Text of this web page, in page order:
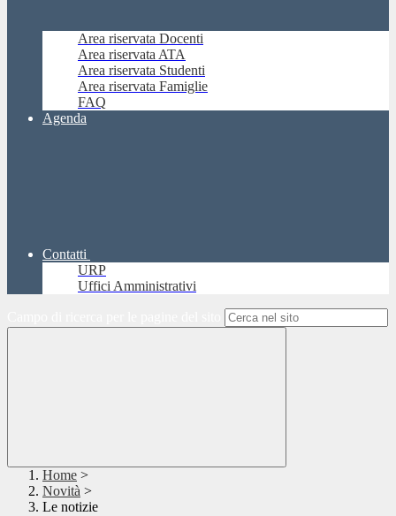
Area riservata Docenti
Area riservata ATA
Area riservata Studenti
Area riservata Famiglie
FAQ
Agenda
Contatti
URP
Uffici Amministrativi
Home >
Novità >
Le notizie